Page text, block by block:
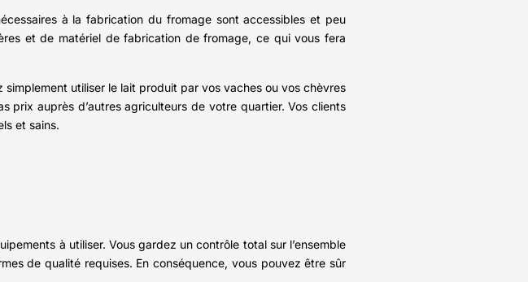
à la fabrication du fromage sont accessibles et peu
et de matériel de fabrication de fromage, ce qui vous fera
utiliser le lait produit par vos vaches ou vos chèvres
prix auprès d’autres agriculteurs de votre quartier. Vos clients
et sains.
à utiliser. Vous gardez un contrôle total sur l’ensemble
de qualité requises. En conséquence, vous pouvez être sûr